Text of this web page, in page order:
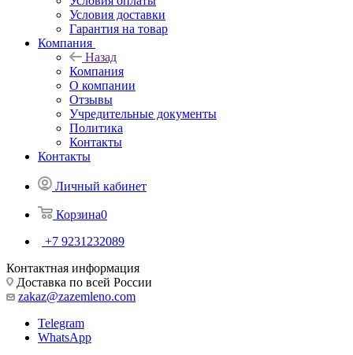
Условия доставки
Гарантия на товар
Компания
Назад
Компания
О компании
Отзывы
Учредительные документы
Политика
Контакты
Контакты
Личный кабинет
Корзина0
+7 9231232089
Контактная информация
Доставка по всей России
zakaz@zazemleno.com
Telegram
WhatsApp